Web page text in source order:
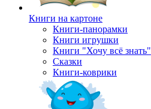
Книги на картоне
Книги-панорамки
Книги игрушки
Книги "Хочу всё знать"
Сказки
Книги-коврики